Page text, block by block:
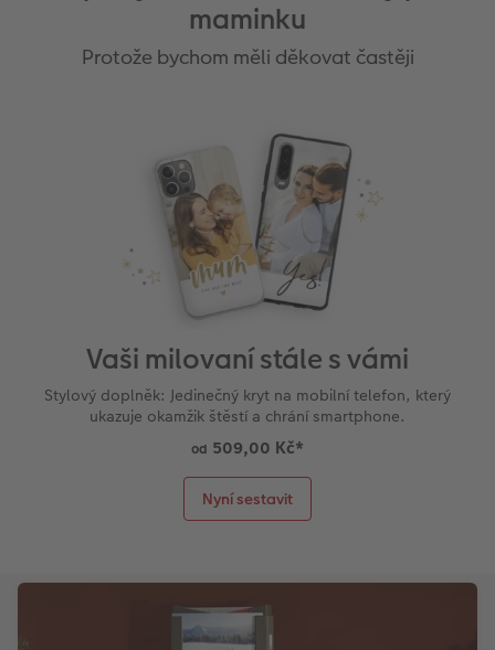
maminku
Protože bychom měli děkovat častěji
Vaši milovaní stále s vámi
Stylový doplněk: Jedinečný kryt na mobilní telefon, který
ukazuje okamžik štěstí a chrání smartphone.
od 509,00 Kč*
Nyní sestavit